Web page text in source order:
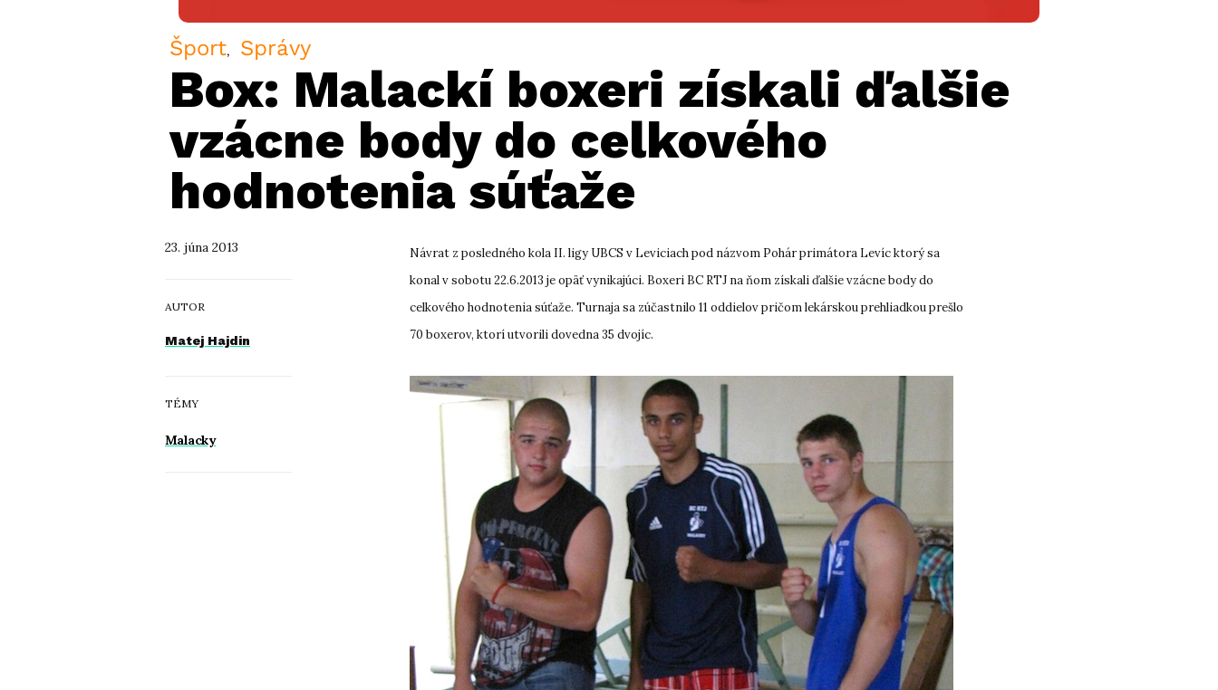
Šport Správy
Box: Malackí boxeri získali ďalšie
vzácne body do celkového
hodnotenia súťaže
23. júna 2013
AUTOR
Matej Hajdin
TÉMY
Malacky
Návrat z posledného kola II. ligy UBCS v Leviciach pod názvom Pohár primátora Levíc ktorý sa
konal v sobotu 22.6.2013 je opäť vynikajúci. Boxeri BC RTJ na ňom získali ďalšie vzácne body do
celkového hodnotenia súťaže. Turnaja sa zúčastnilo 11 oddielov pričom lekárskou prehliadkou prešlo
70 boxerov, ktorí utvorili dovedna 35 dvojíc.